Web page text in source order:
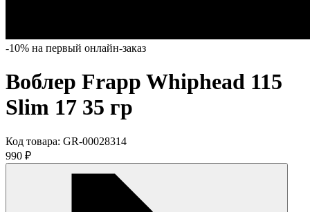
-10% на первый онлайн-заказ
Воблер Frapp Whiphead 115
Slim 17 35 гр
Код товара: GR-00028314
990 ₽